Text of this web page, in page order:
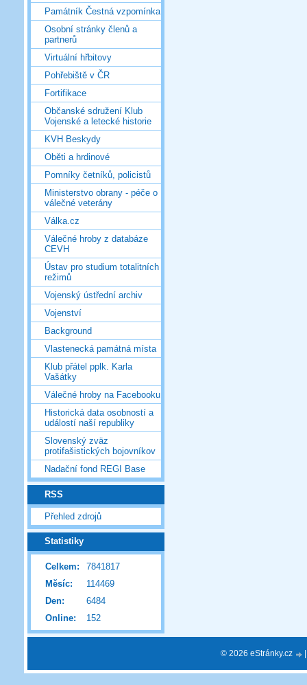
Památník Čestná vzpomínka
Osobní stránky členů a
partnerů
Virtuální hřbitovy
Pohřebiště v ČR
Fortifikace
Občanské sdružení Klub
Vojenské a letecké historie
KVH Beskydy
Oběti a hrdinové
Pomníky četníků, policistů
Ministerstvo obrany - péče o
válečné veterány
Válka.cz
Válečné hroby z databáze
CEVH
Ústav pro studium totalitních
režimů
Vojenský ústřední archiv
Vojenství
Background
Vlastenecká památná místa
Klub přátel pplk. Karla
Vašátky
Válečné hroby na Facebooku
Historická data osobností a
událostí naší republiky
Slovenský zväz
protifašistických bojovníkov
Nadační fond REGI Base
RSS
Přehled zdrojů
Statistiky
Online: 152
Celkem:
7841817
Měsíc:
114469
Den:
6484
© 2026 eStránky.cz